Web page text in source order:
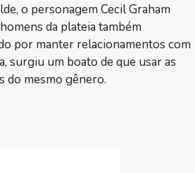
o personagem Cecil Graham
da plateia também
por manter relacionamentos com
surgiu um boato de que usar as
do mesmo gênero.